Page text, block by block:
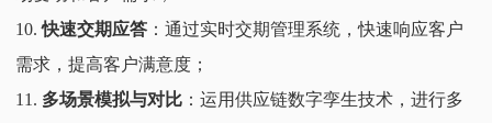
10.快速交期应答 ：通过实时交期管理系统，快速响应客户
需求，提高客户满意度；
11. 多场景模拟与对比 ：运用供应链数字孪生技术，进行多